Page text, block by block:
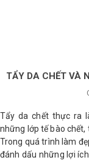
TẨY DA CHẾT VÀ
Tẩy da chết thực ra
những lớp tế bào chết,
Trong quá trình làm
đánh dấu những lợi